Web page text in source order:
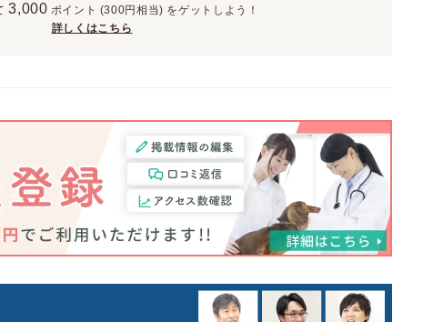
3,000 ポイント (300円相当) をゲットしよう！
詳しくはこちら